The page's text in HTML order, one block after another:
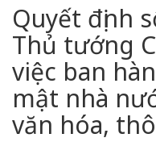
Quyết định
Thủ tướng
việc ban
mật nhà
văn hóa,